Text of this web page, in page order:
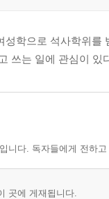
성학으로 석사학위를
쓰는 일에 관심이 있
니다. 독자들에게 전하
곳에 게재됩니다.